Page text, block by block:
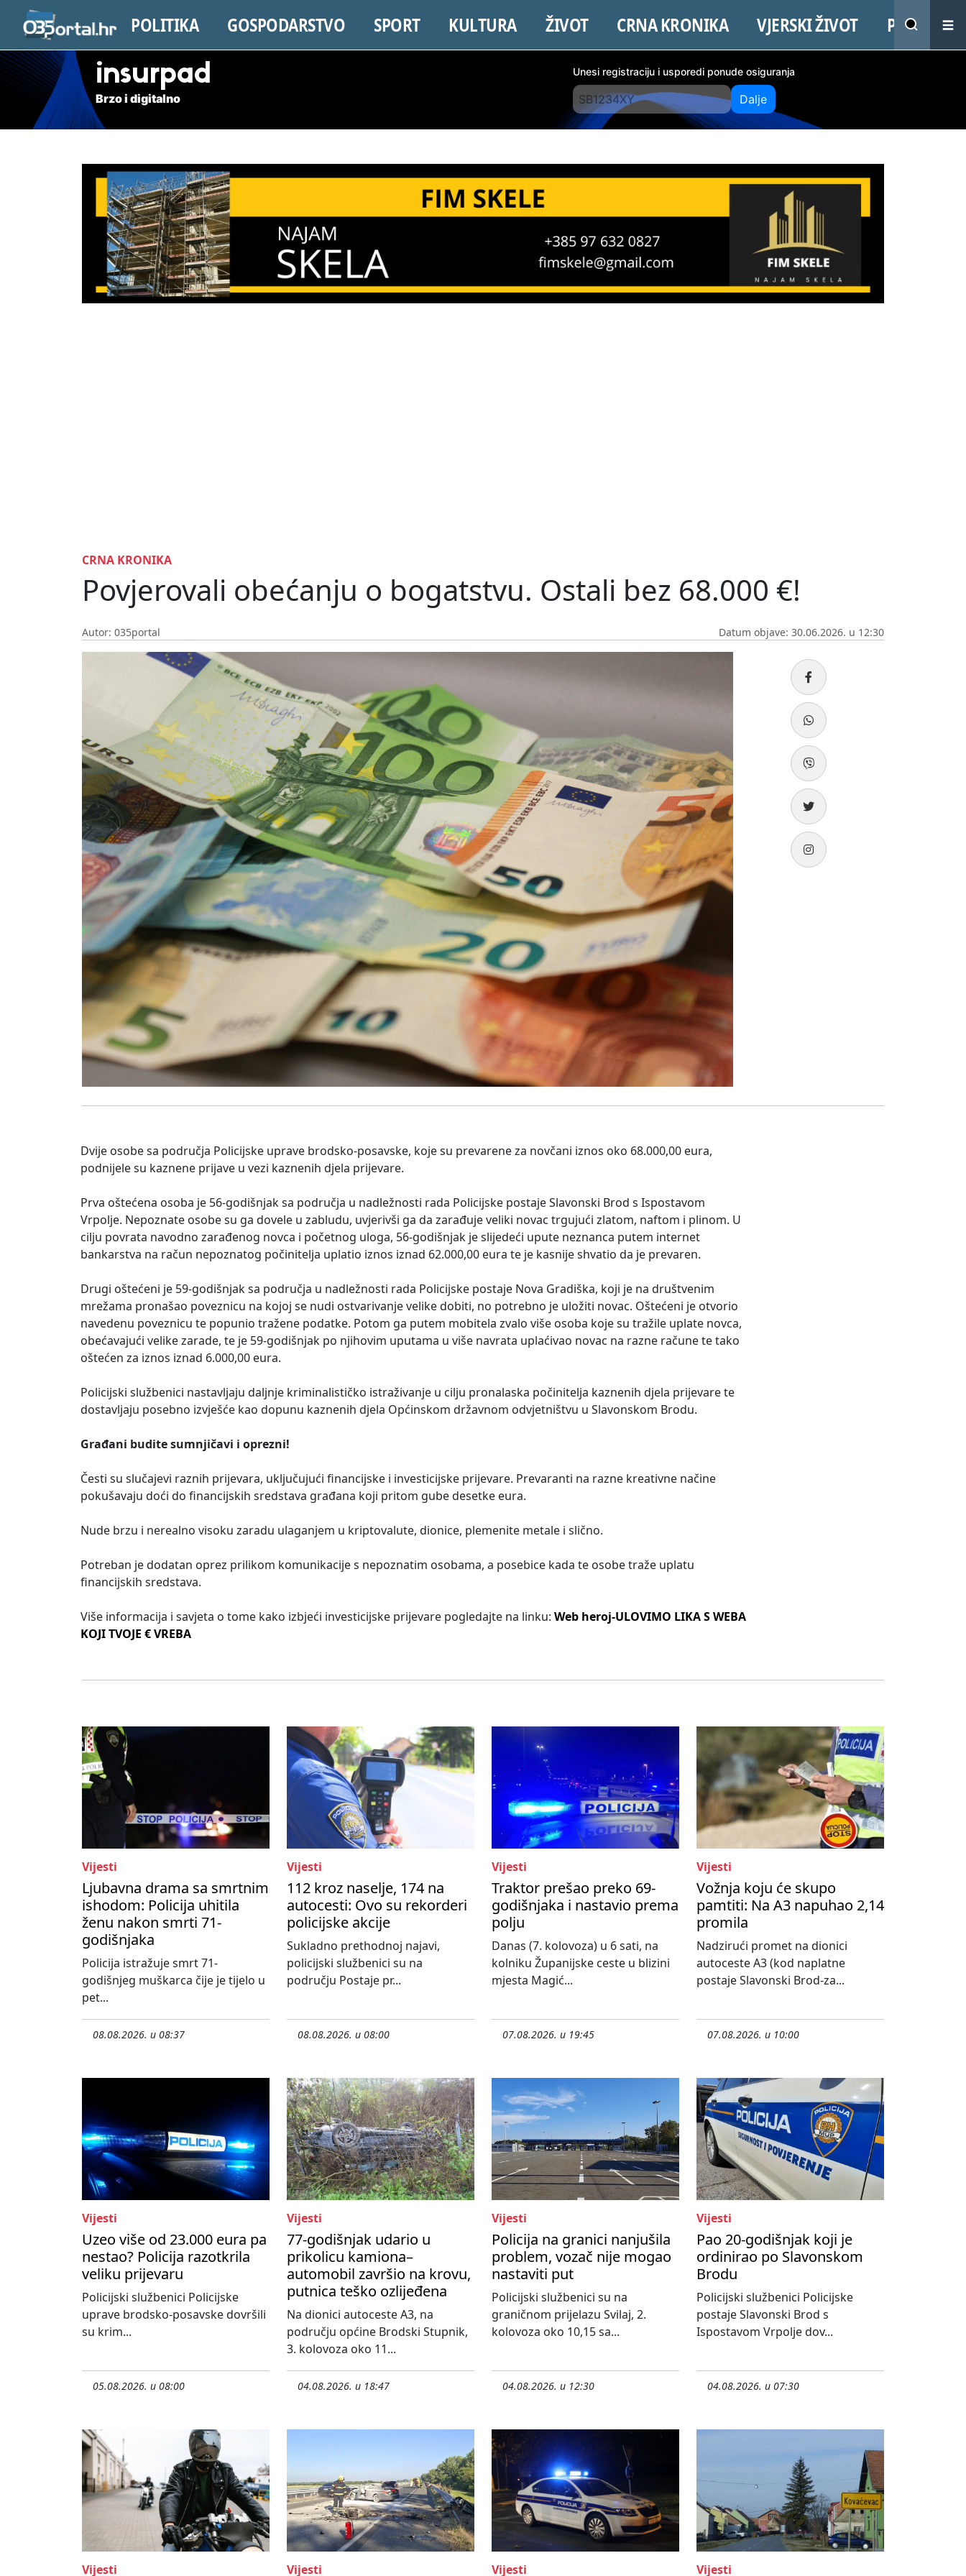
POLITIKA GOSPODARSTVO SPORT KULTURA ŽIVOT CRNA KRONIKA VJERSKI ŽIVOT PROMO
insurpad
Brzo i digitalno
Unesi registraciju i usporedi ponude osiguranja
Dalje
CRNA KRONIKA
Povjerovali obećanju o bogatstvu. Ostali bez 68.000 €!
Autor: 035portal Datum objave: 30.06.2026. u 12:30
Dvije osobe sa područja Policijske uprave brodsko-posavske, koje su prevarene za novčani iznos oko 68.000,00 eura,
podnijele su kaznene prijave u vezi kaznenih djela prijevare.
Prva oštećena osoba je 56-godišnjak sa područja u nadležnosti rada Policijske postaje Slavonski Brod s Ispostavom
Vrpolje. Nepoznate osobe su ga dovele u zabludu, uvjerivši ga da zarađuje veliki novac trgujući zlatom, naftom i plinom. U
cilju povrata navodno zarađenog novca i početnog uloga, 56-godišnjak je slijedeći upute neznanca putem internet
bankarstva na račun nepoznatog počinitelja uplatio iznos iznad 62.000,00 eura te je kasnije shvatio da je prevaren.
Drugi oštećeni je 59-godišnjak sa područja u nadležnosti rada Policijske postaje Nova Gradiška, koji je na društvenim
mrežama pronašao poveznicu na kojoj se nudi ostvarivanje velike dobiti, no potrebno je uložiti novac. Oštećeni je otvorio
navedenu poveznicu te popunio tražene podatke. Potom ga putem mobitela zvalo više osoba koje su tražile uplate novca,
obećavajući velike zarade, te je 59-godišnjak po njihovim uputama u više navrata uplaćivao novac na razne račune te tako
oštećen za iznos iznad 6.000,00 eura.
Policijski službenici nastavljaju daljnje kriminalističko istraživanje u cilju pronalaska počinitelja kaznenih djela prijevare te
dostavljaju posebno izvješće kao dopunu kaznenih djela Općinskom državnom odvjetništvu u Slavonskom Brodu.
Građani budite sumnjičavi i oprezni!
Česti su slučajevi raznih prijevara, uključujući financijske i investicijske prijevare. Prevaranti na razne kreativne načine
pokušavaju doći do financijskih sredstava građana koji pritom gube desetke eura.
Nude brzu i nerealno visoku zaradu ulaganjem u kriptovalute, dionice, plemenite metale i slično.
Potreban je dodatan oprez prilikom komunikacije s nepoznatim osobama, a posebice kada te osobe traže uplatu
financijskih sredstava.
Više informacija i savjeta o tome kako izbjeći investicijske prijevare pogledajte na linku: Web heroj-ULOVIMO LIKA S WEBA
KOJI TVOJE € VREBA
Vijesti
Ljubavna drama sa smrtnim
ishodom: Policija uhitila
ženu nakon smrti 71-
godišnjaka
Policija istražuje smrt 71-
godišnjeg muškarca čije je tijelo u
pet...
08.08.2026. u 08:37
Vijesti
112 kroz naselje, 174 na
autocesti: Ovo su rekorderi
policijske akcije
Sukladno prethodnoj najavi,
policijski službenici su na
području Postaje pr...
08.08.2026. u 08:00
Vijesti
Traktor prešao preko 69-
godišnjaka i nastavio prema
polju
Danas (7. kolovoza) u 6 sati, na
kolniku Županijske ceste u blizini
mjesta Magić...
07.08.2026. u 19:45
Vijesti
Vožnja koju će skupo
pamtiti: Na A3 napuhao 2,14
promila
Nadzirući promet na dionici
autoceste A3 (kod naplatne
postaje Slavonski Brod-za...
07.08.2026. u 10:00
Vijesti
Uzeo više od 23.000 eura pa
nestao? Policija razotkrila
veliku prijevaru
Policijski službenici Policijske
uprave brodsko-posavske dovršili
su krim...
05.08.2026. u 08:00
Vijesti
77-godišnjak udario u
prikolicu kamiona–
automobil završio na krovu,
putnica teško ozlijeđena
Na dionici autoceste A3, na
području općine Brodski Stupnik,
3. kolovoza oko 11...
04.08.2026. u 18:47
Vijesti
Policija na granici nanjušila
problem, vozač nije mogao
nastaviti put
Policijski službenici su na
graničnom prijelazu Svilaj, 2.
kolovoza oko 10,15 sa...
04.08.2026. u 12:30
Vijesti
Pao 20-godišnjak koji je
ordinirao po Slavonskom
Brodu
Policijski službenici Policijske
postaje Slavonski Brod s
Ispostavom Vrpolje dov...
04.08.2026. u 07:30
Vijesti Vijesti Vijesti Vijesti